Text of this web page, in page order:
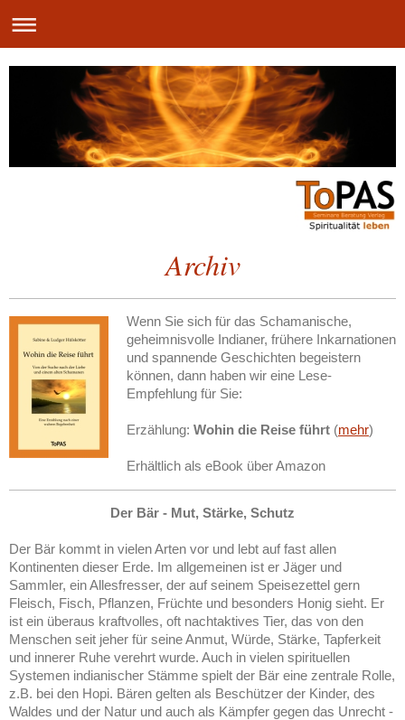
Archiv
Wenn Sie sich für das Schamanische,
geheimnisvolle Indianer, frühere Inkarnationen
und spannende Geschichten begeistern
können, dann haben wir eine Lese-
Empfehlung für Sie:
Erzählung: Wohin die Reise führt (mehr)
Erhältlich als eBook über Amazon
Der Bär - Mut, Stärke, Schutz
Der Bär kommt in vielen Arten vor und lebt auf fast allen
Kontinenten dieser Erde. Im allgemeinen ist er Jäger und
Sammler, ein Allesfresser, der auf seinem Speisezettel gern
Fleisch, Fisch, Pflanzen, Früchte und besonders Honig sieht. Er
ist ein überaus kraftvolles, oft nachtaktives Tier, das von den
Menschen seit jeher für seine Anmut, Würde, Stärke, Tapferkeit
und innerer Ruhe verehrt wurde. Auch in vielen spirituellen
Systemen indianischer Stämme spielt der Bär eine zentrale Rolle,
z.B. bei den Hopi. Bären gelten als Beschützer der Kinder, des
Waldes und der Natur und auch als Kämpfer gegen das Unrecht -